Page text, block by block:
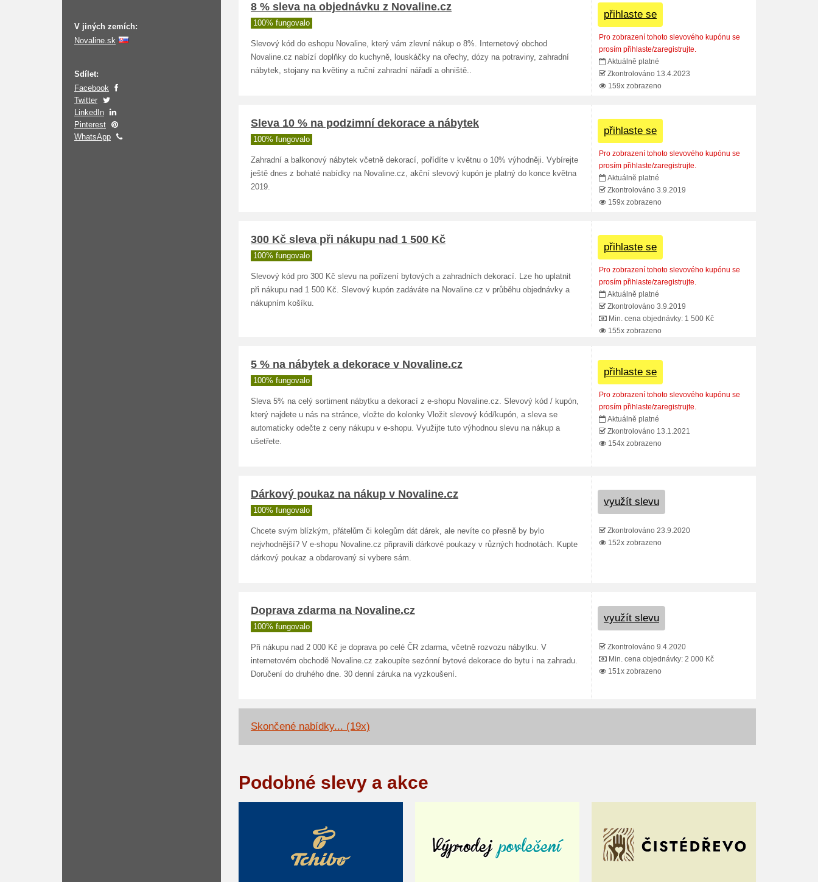
V jiných zemích:
Novaline.sk
Sdílet:
Facebook
Twitter
LinkedIn
Pinterest
WhatsApp
8 % sleva na objednávku z Novaline.cz
100% fungovalo
Slevový kód do eshopu Novaline, který vám zlevní nákup o 8%. Internetový obchod
Novaline.cz nabízí doplňky do kuchyně, louskáčky na ořechy, dózy na potraviny, zahradní
nábytek, stojany na květiny a ruční zahradní nářadí a ohniště..
přihlaste se
Pro zobrazení tohoto slevového kupónu se
prosím přihlaste/zaregistrujte.
Aktuálně platné
Zkontrolováno 13.4.2023
159x zobrazeno
Sleva 10 % na podzimní dekorace a nábytek
100% fungovalo
Zahradní a balkonový nábytek včetně dekorací, pořídíte v květnu o 10% výhodněji. Vybírejte
ještě dnes z bohaté nabídky na Novaline.cz, akční slevový kupón je platný do konce května
2019.
přihlaste se
Pro zobrazení tohoto slevového kupónu se
prosím přihlaste/zaregistrujte.
Aktuálně platné
Zkontrolováno 3.9.2019
159x zobrazeno
300 Kč sleva při nákupu nad 1 500 Kč
100% fungovalo
Slevový kód pro 300 Kč slevu na pořízení bytových a zahradních dekorací. Lze ho uplatnit
při nákupu nad 1 500 Kč. Slevový kupón zadáváte na Novaline.cz v průběhu objednávky a
nákupním košíku.
přihlaste se
Pro zobrazení tohoto slevového kupónu se
prosím přihlaste/zaregistrujte.
Aktuálně platné
Zkontrolováno 3.9.2019
Min. cena objednávky: 1 500 Kč
155x zobrazeno
5 % na nábytek a dekorace v Novaline.cz
100% fungovalo
Sleva 5% na celý sortiment nábytku a dekorací z e-shopu Novaline.cz. Slevový kód / kupón,
který najdete u nás na stránce, vložte do kolonky Vložit slevový kód/kupón, a sleva se
automaticky odečte z ceny nákupu v e-shopu. Využijte tuto výhodnou slevu na nákup a
ušetřete.
přihlaste se
Pro zobrazení tohoto slevového kupónu se
prosím přihlaste/zaregistrujte.
Aktuálně platné
Zkontrolováno 13.1.2021
154x zobrazeno
Dárkový poukaz na nákup v Novaline.cz
100% fungovalo
Chcete svým blízkým, přátelům či kolegům dát dárek, ale nevíte co přesně by bylo
nejvhodnější? V e-shopu Novaline.cz připravili dárkové poukazy v různých hodnotách. Kupte
dárkový poukaz a obdarovaný si vybere sám.
využít slevu
Zkontrolováno 23.9.2020
152x zobrazeno
Doprava zdarma na Novaline.cz
100% fungovalo
Při nákupu nad 2 000 Kč je doprava po celé ČR zdarma, včetně rozvozu nábytku. V
internetovém obchodě Novaline.cz zakoupíte sezónní bytové dekorace do bytu i na zahradu.
Doručení do druhého dne. 30 denní záruka na vyzkoušení.
využít slevu
Zkontrolováno 9.4.2020
Min. cena objednávky: 2 000 Kč
151x zobrazeno
Skončené nabídky... (19x)
Podobné slevy a akce